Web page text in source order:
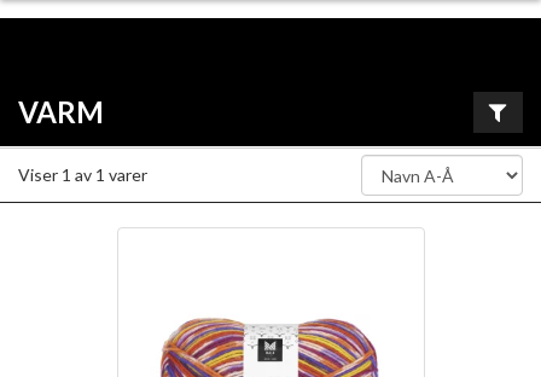
VARM
Viser 1 av 1 varer